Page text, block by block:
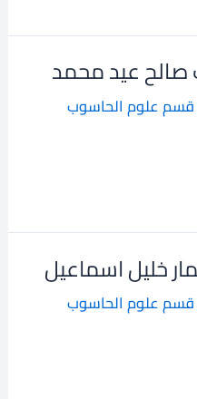
قسم علوم الحاسوب
قسم علوم الحاسوب